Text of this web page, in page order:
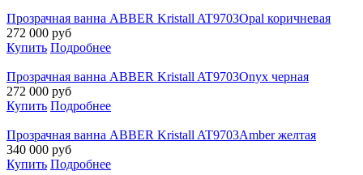
Прозрачная ванна ABBER Kristall AT9703Opal коричневая
272 000 руб
Купить Подробнее
Прозрачная ванна ABBER Kristall AT9703Onyx черная
272 000 руб
Купить Подробнее
Прозрачная ванна ABBER Kristall AT9703Amber желтая
340 000 руб
Купить Подробнее